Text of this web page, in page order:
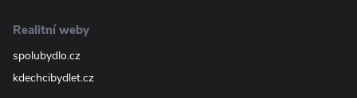
Realitní weby
spolubydlo.cz
kdechcibydlet.cz